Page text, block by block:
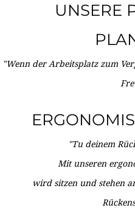
UNSERE
"Wenn der Arbeitsplatz zum
"Tu deinem
Mit unseren
wird sitzen und stehen